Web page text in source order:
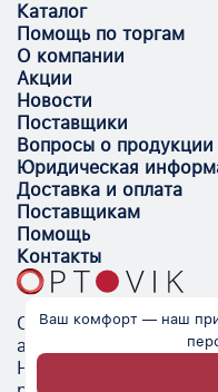
Optovik.com -
автоматизации
Низкие цены,
Каталог
Помощь по торгам
О компании
Акции
Новости
Поставщики
Вопросы о продукции
Юридическая
Доставка и оплата
Поставщикам
Помощь
Контакты
Ваш комфорт — наш